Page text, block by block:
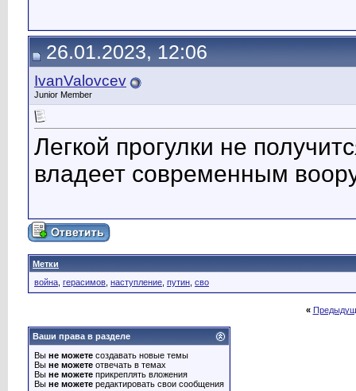
26.01.2023, 12:06
IvanValovcev
Junior Member
Легкой прогулки не
владеет современным
Метки
война герасимов наступление путин сво
«
Ваши права в разделе
Вы не можете создавать новые темы
Вы не можете отвечать в темах
Вы не можете прикреплять вложения
Вы не можете редактировать свои сообщения